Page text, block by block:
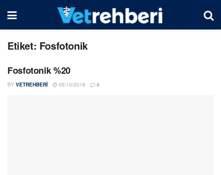
Etiket: Fosfotonik
Fosfotonik %20
BY VETREHBERI 05/10/2018 0